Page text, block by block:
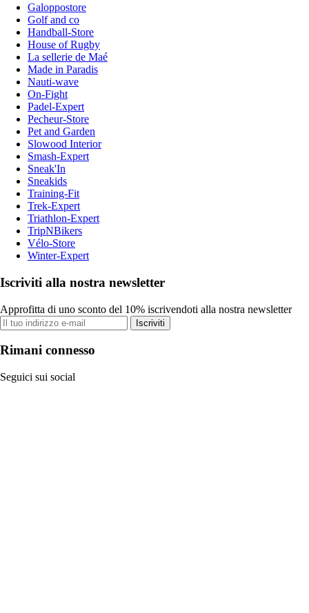
Galoppostore
Golf and co
Handball-Store
House of Rugby
La sellerie de Maé
Made in Paradis
Nauti-wave
On-Fight
Padel-Expert
Pecheur-Store
Pet and Garden
Slowood Interior
Smash-Expert
Sneak'In
Sneakids
Training-Fit
Trek-Expert
Triathlon-Expert
TripNBikers
Vélo-Store
Winter-Expert
Iscriviti alla nostra newsletter
Approfitta di uno sconto del 10% iscrivendoti alla nostra newsletter
Iscriviti
Rimani connesso
Seguici sui social